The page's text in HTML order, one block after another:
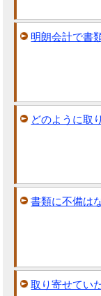
明朗会計で書
どのように取
書類に不備は
取り寄せてい